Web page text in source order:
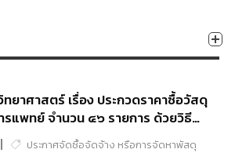
ยาศาสตร์ เรื่อง ประกวดราคาซื้อวัสดุ
แพทย์ จำนวน ๔๖ รายการ ด้วยวิธี
รอนิกส์ (e-bidding)
ประกาศจัดซื้อจัดจ้าง หรือการจัดหาพัสดุ